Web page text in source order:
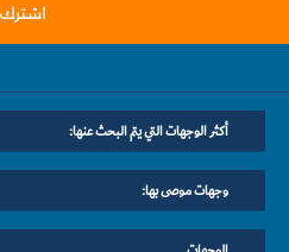
اشترك
أكثر الوجهات التي يتم البحث عنها:
وجهات موصى بها: